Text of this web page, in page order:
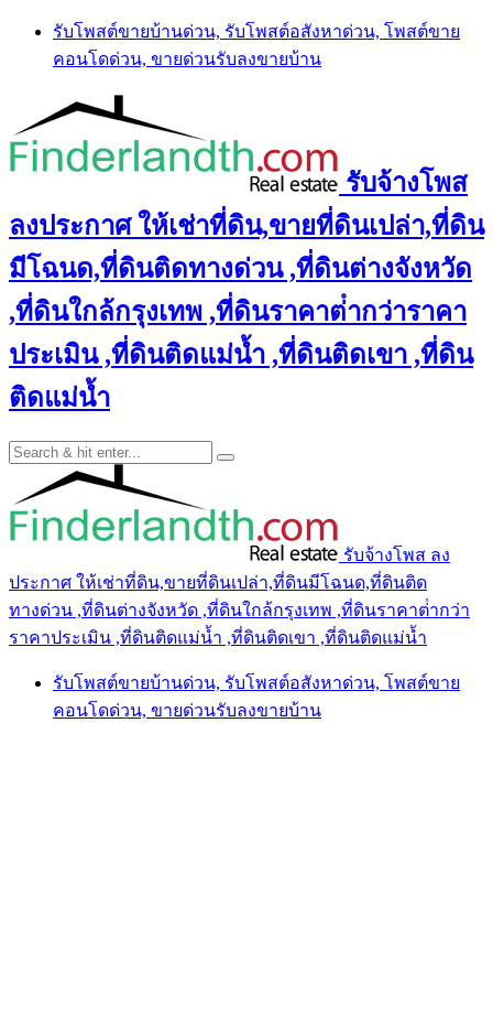
Skip
content
รับโพสต์ขายบ้านด่วน, รับโพสต์อสังหาด่วน, โพสต์ขาย
คอนโดด่วน, ขายด่วนรับลงขายบ้าน
รับจ้างโพส
ลงประกาศ ให้เช่าที่ดิน,ขายที่ดินเปล่า,ที่ดิน
มีโฉนด,ที่ดินติดทางด่วน ,ที่ดินต่างจังหวัด
,ที่ดินใกล้กรุงเทพ ,ที่ดินราคาต่ํากว่าราคา
ประเมิน ,ที่ดินติดแม่น้ำ ,ที่ดินติดเขา ,ที่ดิน
ติดแม่น้ำ
รับจ้างโพส ลง
ประกาศ ให้เช่าที่ดิน,ขายที่ดินเปล่า,ที่ดินมีโฉนด,ที่ดินติด
ทางด่วน ,ที่ดินต่างจังหวัด ,ที่ดินใกล้กรุงเทพ ,ที่ดินราคาต่ํากว่า
ราคาประเมิน ,ที่ดินติดแม่น้ำ ,ที่ดินติดเขา ,ที่ดินติดแม่น้ำ
รับโพสต์ขายบ้านด่วน, รับโพสต์อสังหาด่วน, โพสต์ขาย
คอนโดด่วน, ขายด่วนรับลงขายบ้าน